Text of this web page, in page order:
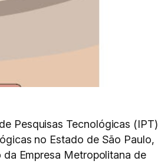
Pesquisas Tecnológicas (IPT)
no Estado de São Paulo,
Empresa Metropolitana de